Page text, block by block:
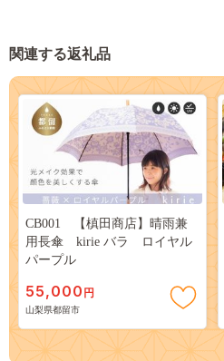
関連する返礼品
CB001 【槙田商店】晴雨兼
用長傘 kirie バラ ロイヤル
パープル
55,000 円
山梨県都留市